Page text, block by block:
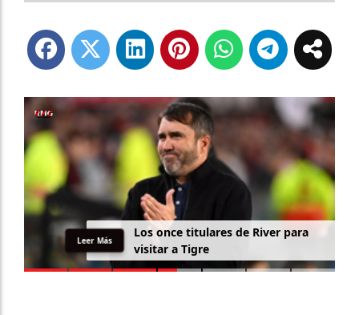
Los once titulares de River para
visitar a Tigre
Leer Más